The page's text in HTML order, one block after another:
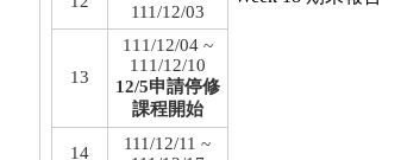
111/12/03
13
111/12/04 ~
111/12/10
12/5申請停修
課程開始
14
111/12/11 ~